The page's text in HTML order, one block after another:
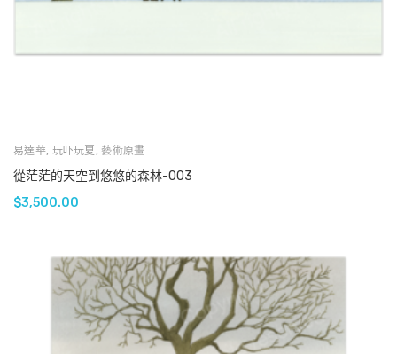
易達華, 玩吓玩夏 , 藝術原畫
從茫茫的天空到悠悠的森林-003
$3,500.00